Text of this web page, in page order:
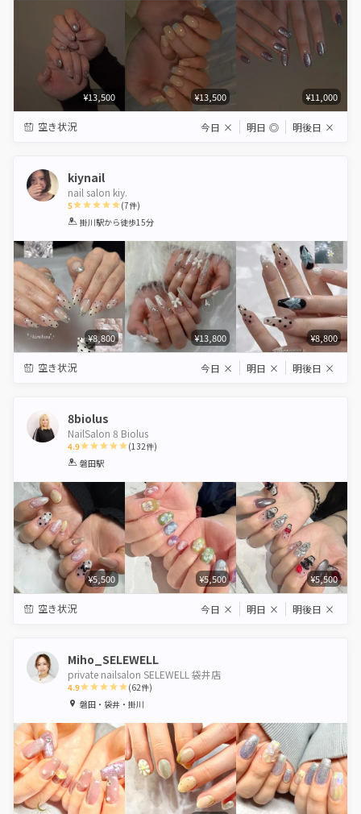
¥13,500 ¥13,500 ¥11,000
空き状況 今日 × 明日 ◎ 明後日 ×
kiynail
nail salon kiy.
5
1 2 3 4 5
(7件)
掛川駅から徒歩15分
¥8,800 ¥13,800 ¥8,800
空き状況 今日 × 明日 × 明後日 ×
8biolus
NailSalon 8 Biolus
4.9
1 2 3
(132件)
磐田駅
¥5,500 ¥5,500 ¥5,500
空き状況 今日 × 明日 × 明後日 ×
Miho_SELEWELL
private nailsalon SELEWELL 袋井店
4.9
1 2 3 4 5
(62件)
磐田・袋井・掛川